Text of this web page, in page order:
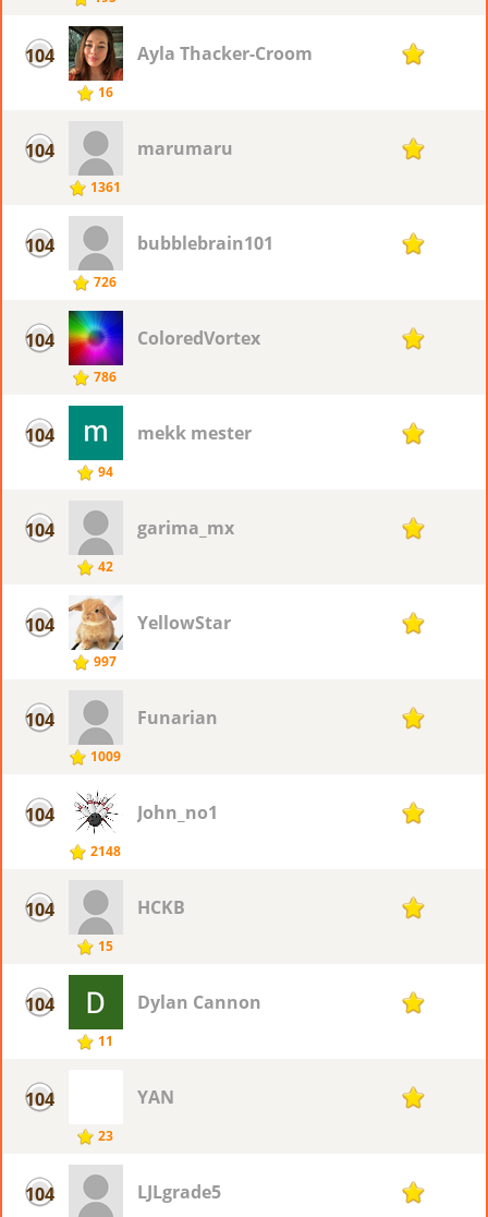
104
16
Ayla Thacker-Croom 11
104
1361
marumaru 11
104
726
bubblebrain101 11
104
786
ColoredVortex 11
104
94
mekk mester 11
104
42
garima_mx 11
104
997
YellowStar 11
104
1009
Funarian 11
104
2148
John_no1 11
104
15
HCKB 11
104
11
Dylan Cannon 11
104
23
YAN 11
104 LJLgrade5 11